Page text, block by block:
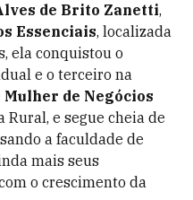
de Brito Zanetti,
Essenciais, localizada
ela conquistou o
e o terceiro na
de Negócios
Rural, e segue cheia de
a faculdade de
mais seus
o crescimento da